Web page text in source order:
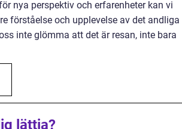
nya perspektiv och erfarenheter kan vi
förståelse och upplevelse av det andliga
inte glömma att det är resan, inte bara
lättja?